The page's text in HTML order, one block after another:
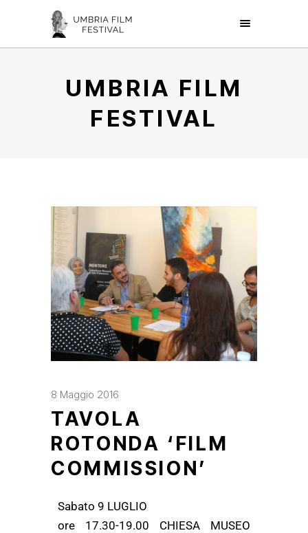
UMBRIA FILM
FESTIVAL
8 Maggio 2016
TAVOLA
ROTONDA ‘FILM
COMMISSION’
Sabato 9 LUGLIO
ore 17.30-19.00 CHIESA MUSEO